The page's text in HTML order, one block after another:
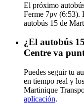
El próximo
Ferme 7pv (6:53).
autobús 15 de
¿El autobús
Centre va
Puedes seguir tu
en tiempo real y
Martinique
aplicación.